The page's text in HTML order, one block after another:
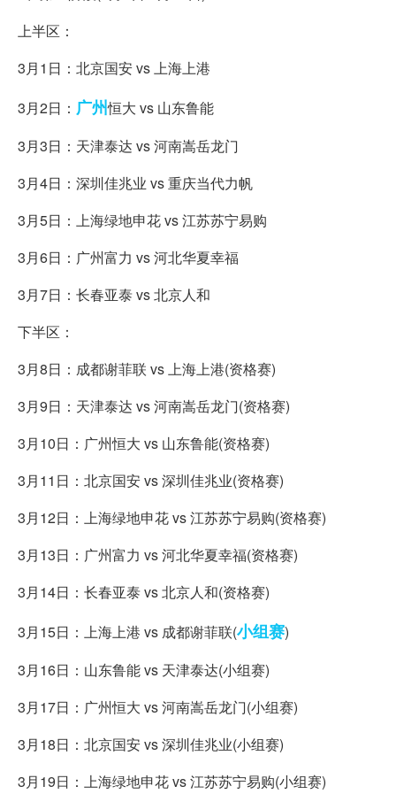
上半区：
3月1日：北京国安 vs 上海上港
3月2日： 广州恒大 vs 山东鲁能
3月3日：天津泰达 vs 河南嵩岳龙门
3月4日：深圳佳兆业 vs 重庆当代力帆
3月5日：上海绿地申花 vs 江苏苏宁易购
3月6日：广州富力 vs 河北华夏幸福
3月7日：长春亚泰 vs 北京人和
下半区：
3月8日：成都谢菲联 vs 上海上港(资格赛)
3月9日：天津泰达 vs 河南嵩岳龙门(资格赛)
3月10日：广州恒大 vs 山东鲁能(资格赛)
3月11日：北京国安 vs 深圳佳兆业(资格赛)
3月12日：上海绿地申花 vs 江苏苏宁易购(资格赛)
3月13日：广州富力 vs 河北华夏幸福(资格赛)
3月14日：长春亚泰 vs 北京人和(资格赛)
3月15日：上海上港 vs 成都谢菲联(小组赛)
3月16日：山东鲁能 vs 天津泰达(小组赛)
3月17日：广州恒大 vs 河南嵩岳龙门(小组赛)
3月18日：北京国安 vs 深圳佳兆业(小组赛)
3月19日：上海绿地申花 vs 江苏苏宁易购(小组赛)